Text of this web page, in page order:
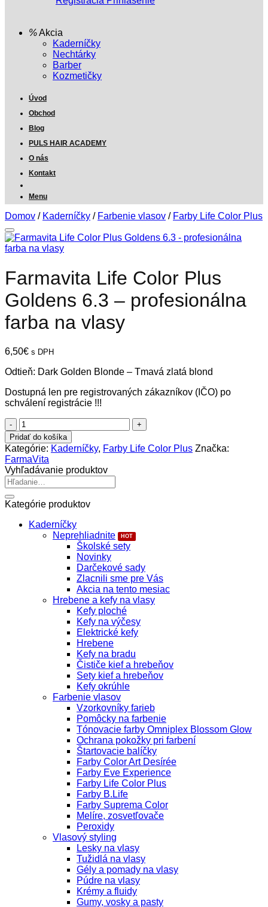
Akcia
Kaderníčky
Nechtárky
Barber
Kozmetičky
Úvod
Obchod
Blog
PULS HAIR ACADEMY
O nás
Kontakt
Menu
Domov / Kaderníčky / Farbenie vlasov / Farby Life Color Plus
Farmavita Life Color Plus
Goldens 6.3 – profesionálna
farba na vlasy
6,50€ s DPH
Odtieň: Dark Golden Blonde – Tmavá zlatá blond
Dostupná len pre registrovaných zákazníkov (IČO) po
schválení registrácie !!!
množstvo
Farmavita
Life
Color
Plus
Goldens
6.3
profesionálna
farba
na
Pridať do košíka
Kategórie: Kaderníčky, Farby Life Color Plus Značka:
FarmaVita
Vyhľadávanie produktov
Hľadať:
Kategórie produktov
Kaderníčky
Neprehliadnite
Školské sety
Novinky
Darčekové sady
Zlacnili sme pre Vás
Akcia na tento mesiac
Hrebene a kefy na vlasy
Kefy ploché
Kefy na výčesy
Elektrické kefy
Hrebene
Kefy na bradu
Čističe kief a hrebeňov
Sety kief a hrebeňov
Kefy okrúhle
Farbenie vlasov
Vzorkovníky farieb
Pomôcky na farbenie
Tónovacie farby Omniplex Blossom Glow
Ochrana pokožky pri farbení
Štartovacie balíčky
Farby Color Art Desírée
Farby Eve Experience
Farby Life Color Plus
Farby B.Life
Farby Suprema Color
Melíre, zosvetľovače
Peroxidy
Vlasový styling
Lesky na vlasy
Tužidlá na vlasy
Gély a pomady na vlasy
Púdre na vlasy
Krémy a fluidy
Gumy, vosky a pasty